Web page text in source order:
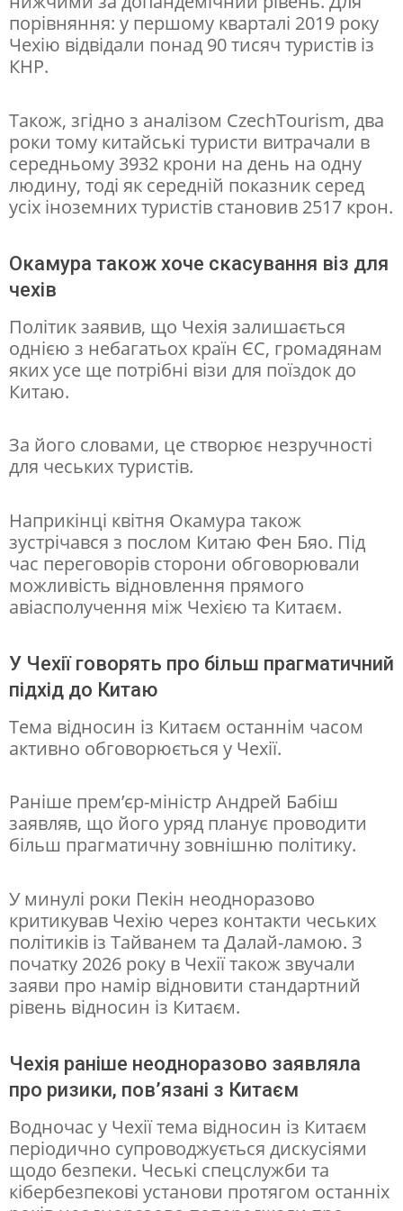
н
н
я
і
з
д
л
ч
е
х
і
в
порівняння: у першому кварталі 2019 року
Чехію відвідали понад 90 тисяч туристів із
КНР.
Також, згідно з аналізом CzechTourism, два
роки тому китайські туристи витрачали в
середньому 3932 крони на день на одну
людину, тоді як середній показник серед
усіх іноземних туристів становив 2517 крон.
Окамура також хоче скасування віз для
чехів
Політик заявив, що Чехія залишається
однією з небагатьох країн ЄС, громадянам
яких усе ще потрібні візи для поїздок до
Китаю.
За його словами, це створює незручності
для чеських туристів.
Наприкінці квітня Окамура також
зустрічався з послом Китаю Фен Бяо. Під
час переговорів сторони обговорювали
можливість відновлення прямого
авіасполучення між Чехією та Китаєм.
У Чехії говорять про більш прагматичний
підхід до Китаю
Тема відносин із Китаєм останнім часом
активно обговорюється у Чехії.
Раніше прем’єр-міністр Андрей Бабіш
заявляв, що його уряд планує проводити
більш прагматичну зовнішню політику.
У минулі роки Пекін неодноразово
критикував Чехію через контакти чеських
політиків із Тайванем та Далай-ламою. З
початку 2026 року в Чехії також звучали
заяви про намір відновити стандартний
рівень відносин із Китаєм.
Чехія раніше неодноразово заявляла
про ризики, пов’язані з Китаєм
Водночас у Чехії тема відносин із Китаєм
періодично супроводжується дискусіями
щодо безпеки. Чеські спецслужби та
кібербезпекові установи протягом останніх